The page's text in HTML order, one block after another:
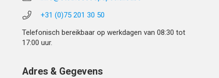
+31 (0)75 201 30 50
Telefonisch bereikbaar op werkdagen van 08:30 tot
17:00 uur.
Adres & Gegevens